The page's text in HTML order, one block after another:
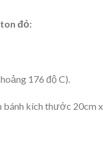
đỏ:
176 độ C).
bánh kích thước 20cm x